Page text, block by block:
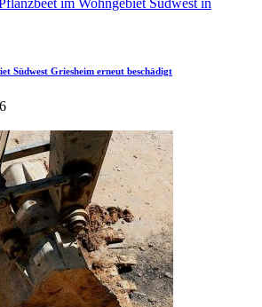
Südwest Griesheim erneut beschädigt